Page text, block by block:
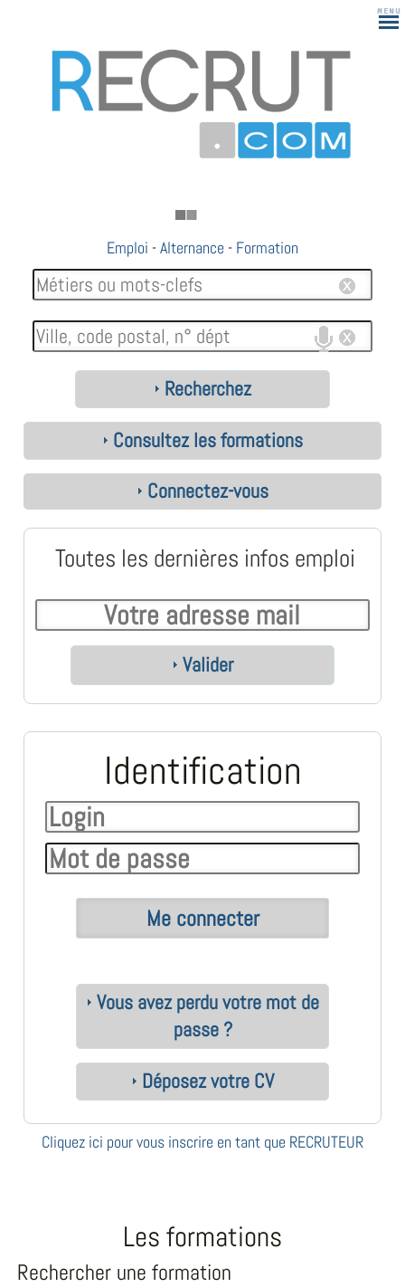
Emploi -Alternance - Formation
Recherchez
Consultez les formations
Connectez-vous
Toutes les dernières infos emploi
Valider
Identification
Vous avez perdu votre mot de
passe ?
Déposez votre CV
Cliquez ici pour vous inscrire en tant que RECRUTEUR
Les formations
Rechercher une formation